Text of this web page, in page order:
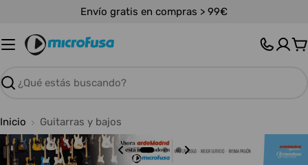
contenido
Envío gratis en compras > 99€
Buscar
Inicio Guitarras y bajos